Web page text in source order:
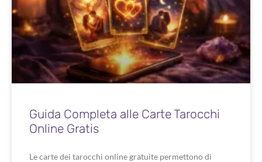
Guida Completa alle Carte Tarocchi
Online Gratis
Le carte dei tarocchi online gratuite permettono di